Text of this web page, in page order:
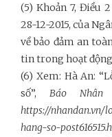
(5) Khoản 7, Điều
28-12-2015, của
về bảo đảm an
tin trong hoạt
(6) Xem: Hà An:
số”, Báo
https://
hang-so-